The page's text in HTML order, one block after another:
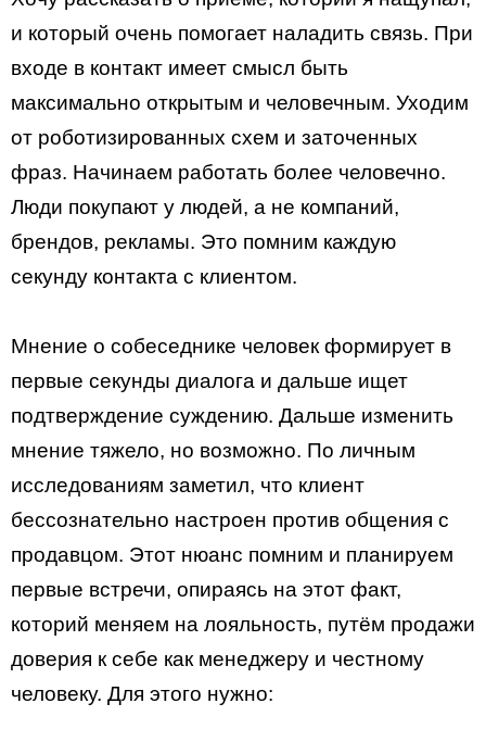
и который очень помогает наладить связь. При
входе в контакт имеет смысл быть
максимально открытым и человечным. Уходим
от роботизированных схем и заточенных
фраз. Начинаем работать более человечно.
Люди покупают у людей, а не компаний,
брендов, рекламы. Это помним каждую
секунду контакта с клиентом.
Мнение о собеседнике человек формирует в
первые секунды диалога и дальше ищет
подтверждение суждению. Дальше изменить
мнение тяжело, но возможно. По личным
исследованиям заметил, что клиент
бессознательно настроен против общения с
продавцом. Этот нюанс помним и планируем
первые встречи, опираясь на этот факт,
которий меняем на лояльность, путём продажи
доверия к себе как менеджеру и честному
человеку. Для этого нужно: